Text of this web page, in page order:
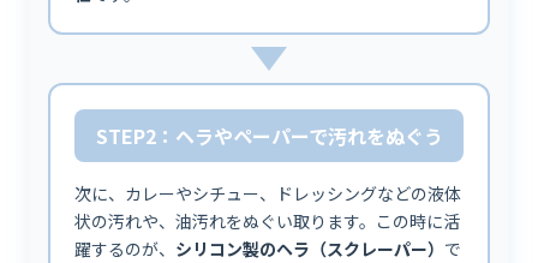
STEP2：ヘラやペーパーで汚れをぬぐう
次に、カレーやシチュー、ドレッシングなどの液体
状の汚れや、油汚れをぬぐい取ります。この時に活
躍するのが、 シリコン製のヘラ（スクレーパー） で